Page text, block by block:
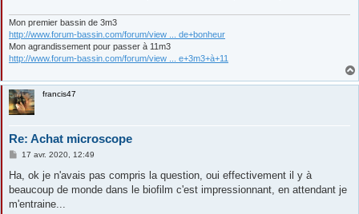
Mon premier bassin de 3m3
http://www.forum-bassin.com/forum/view ... de+bonheur
Mon agrandissement pour passer à 11m3
http://www.forum-bassin.com/forum/view ... e+3m3+à+11
francis47
Re: Achat microscope
M
s
a
g
17 avr. 2020, 12:49
Ha, ok je n'avais pas compris la question, oui effectivement il y à
beaucoup de monde dans le biofilm c'est impressionnant, en attendant je
m'entraine...